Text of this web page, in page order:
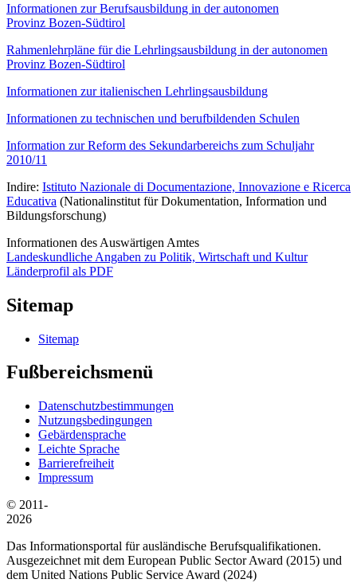
Informationen zur Berufsausbildung in der autonomen
Provinz Bozen-Südtirol
Rahmenlehrpläne für die Lehrlingsausbildung in der autonomen
Provinz Bozen-Südtirol
Informationen zur italienischen Lehrlingsausbildung
Informationen zu technischen und berufbildenden Schulen
Information zur Reform des Sekundarbereichs zum Schuljahr
2010/11
Indire: Istituto Nazionale di Documentazione, Innovazione e Ricerca
Educativa (Nationalinstitut für Dokumentation, Information und
Bildungsforschung)
Informationen des Auswärtigen Amtes
Landeskundliche Angaben zu Politik, Wirtschaft und Kultur
Länderprofil als PDF
Sitemap
Sitemap
Fußbereichsmenü
Datenschutzbestimmungen
Nutzungsbedingungen
Gebärdensprache
Leichte Sprache
Barrierefreiheit
Impressum
© 2011-
2026
Das Informationsportal für ausländische Berufsqualifikationen.
Ausgezeichnet mit dem European Public Sector Award (2015) und
dem United Nations Public Service Award (2024)